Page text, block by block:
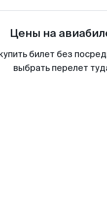
Цены на
билет без
выбрать перелет